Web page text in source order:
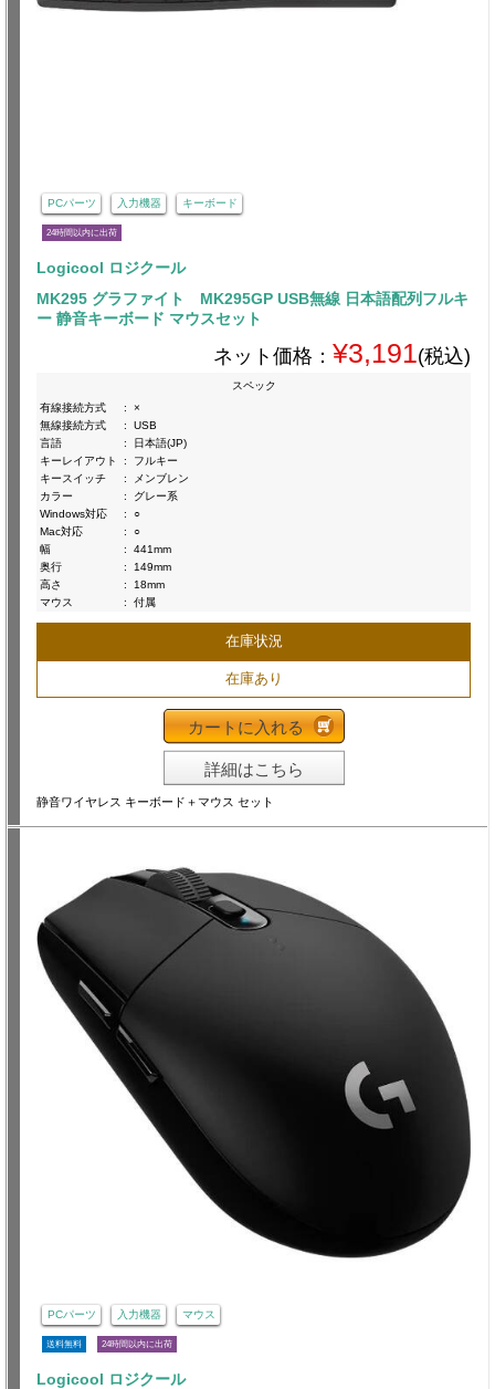
PCパーツ 入力機器 キーボード
24時間以内に出荷
Logicool ロジクール
MK295 グラファイト MK295GP USB無線 日本語配列フルキ
ー 静音キーボード マウスセット
ネット価格： ¥3,191 (税込)
スペック
有線接続方式
:
×
無線接続方式
:
USB
言語
:
日本語(JP)
キーレイアウト
:
フルキー
キースイッチ
:
メンブレン
カラー
:
グレー系
Windows対応
:
○
Mac対応
:
○
幅
:
441mm
奥行
:
149mm
高さ
:
18mm
マウス
: 付属
在庫状況
在庫あり
カートに入れる
詳細はこちら
静音ワイヤレス キーボード＋マウス セット
PCパーツ 入力機器 マウス
送料無料 24時間以内に出荷
Logicool ロジクール